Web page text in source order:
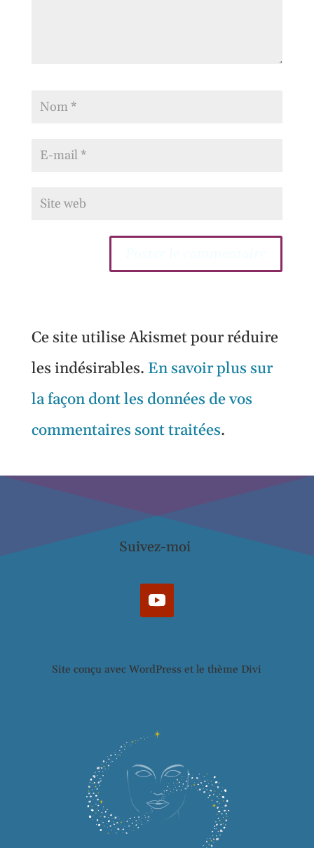
Ce site utilise Akismet pour réduire
les indésirables. En savoir plus sur
la façon dont les données de vos
commentaires sont traitées.
Suivez-moi
Site conçu avec WordPress et le thème Divi